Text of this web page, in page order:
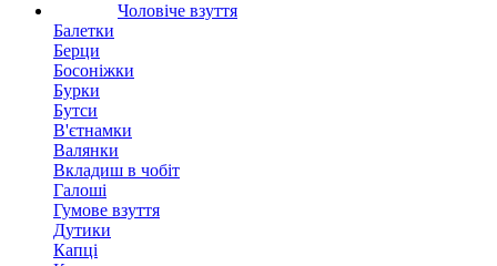
Чоловіче взуття
Балетки
Берци
Босоніжки
Бурки
Бутси
В'єтнамки
Валянки
Вкладиш в чобіт
Галоші
Гумове взуття
Дутики
Капці